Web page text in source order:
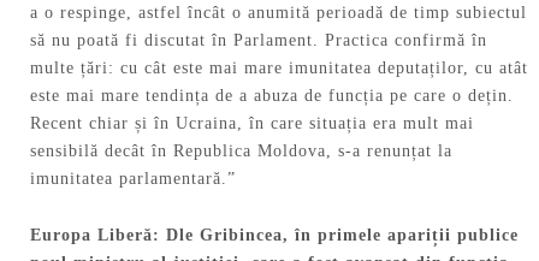
a o respinge, astfel încât o anumită perioadă de timp subiectul
să nu poată fi discutat în Parlament. Practica confirmă în
multe țări: cu cât este mai mare imunitatea deputaților, cu atât
este mai mare tendința de a abuza de funcția pe care o dețin.
Recent chiar și în Ucraina, în care situația era mult mai
sensibilă decât în Republica Moldova, s-a renunțat la
imunitatea parlamentară.”
Europa Liberă: Dle Gribincea, în primele apariții publice